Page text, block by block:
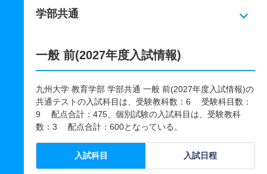
学部共通
一般 前(2027年度入試情報)
九州大学 教育学部 学部共通 一般 前(2027年度入試情報)の
共通テストの入試科目は、受験教科数：6 受験科目数：
9 配点合計：475、個別試験の入試科目は、受験教科
数：3 配点合計：600となっている。
入試科目 入試日程